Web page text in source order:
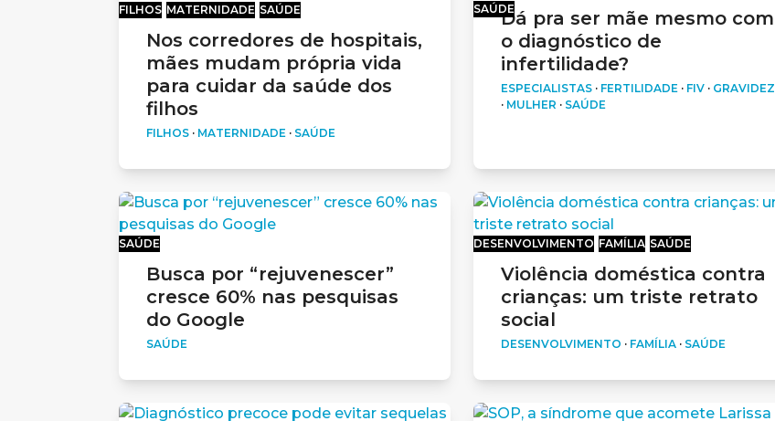
FILHOS MATERNIDADE SAÚDE
Nos corredores de hospitais,
mães mudam própria vida
para cuidar da saúde dos
filhos
FILHOS· MATERNIDADE · SAÚDE
SAÚDEDá pra ser mãe mesmo com
o diagnóstico de
infertilidade?
ESPECIALISTAS · FERTILIDADE · FIV · GRAVIDEZ
· MULHER · SAÚDE
SAÚDE
Busca por “rejuvenescer”
cresce 60% nas pesquisas
do Google
SAÚDE
DESENVOLVIMENTO FAMÍLIA SAÚDE
Violência doméstica contra
crianças: um triste retrato
social
DESENVOLVIMENTO · FAMÍLIA · SAÚDE